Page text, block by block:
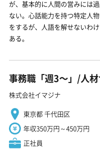
が、基本的に人間の営みには
ない。心話能力を持つ特定人
をするが、人語を解せないわ
ある。
事務職「週3〜」/人
株式会社イマジナ
東京都 千代田区
年収350万円～450万円
正社員